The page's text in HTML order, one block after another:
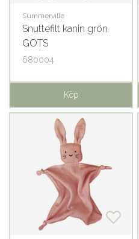
Summerville
Snuttefilt kanin grön
GOTS
680004
Köp